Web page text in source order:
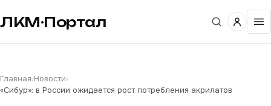
ЛКМ·Портал
Главная›Новости›
«Сибур»: в России ожидается рост потребления акрилатов